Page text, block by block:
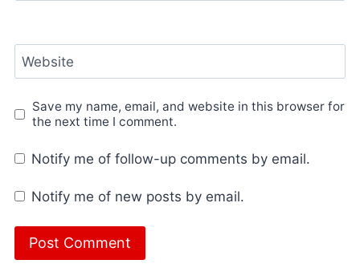
Website
Save my name, email, and website in this browser for
the next time I comment.
Notify me of follow-up comments by email.
Notify me of new posts by email.